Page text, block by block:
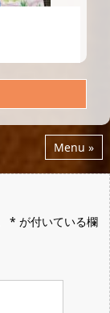
Menu »
* が付いている欄